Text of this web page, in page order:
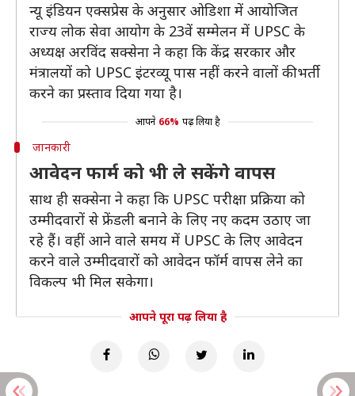
न्यू इंडियन एक्सप्रेस के अनुसार ओडिशा में आयोजित
राज्य लोक सेवा आयोग के 23वें सम्मेलन में UPSC के
अध्यक्ष अरविंद सक्सेना ने कहा कि केंद्र सरकार और
मंत्रालयों को UPSC इंटरव्यू पास नहीं करने वालों की भर्ती
करने का प्रस्ताव दिया गया है।
आपने 66% पढ़ लिया है
जानकारी
आवेदन फार्म को भी ले सकेंगे वापस
साथ ही सक्सेना ने कहा कि UPSC परीक्षा प्रक्रिया को
उम्मीदवारों से फ्रेंडली बनाने के लिए नए कदम उठाए जा
रहे हैं। वहीं आने वाले समय में UPSC के लिए आवेदन
करने वाले उम्मीदवारों को आवेदन फॉर्म वापस लेने का
विकल्प भी मिल सकेगा।
आपने पूरा पढ़ लिया है